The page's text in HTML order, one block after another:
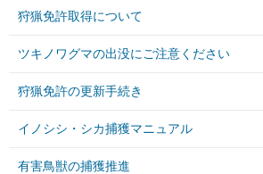
狩猟免許取得について
ツキノワグマの出没にご注意ください
狩猟免許の更新手続き
イノシシ・シカ捕獲マニュアル
有害鳥獣の捕獲推進